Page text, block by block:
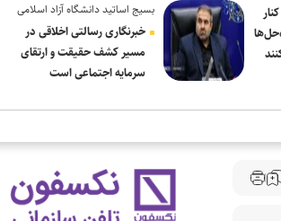
بسیج اساتید دانشگاه آزاد اسلامی
در پیام روز خبرنگار:
خبرنگاری رسالتی اخلاقی در
مسیر کشف حقیقت و ارتقای
سرمایه اجتماعی است